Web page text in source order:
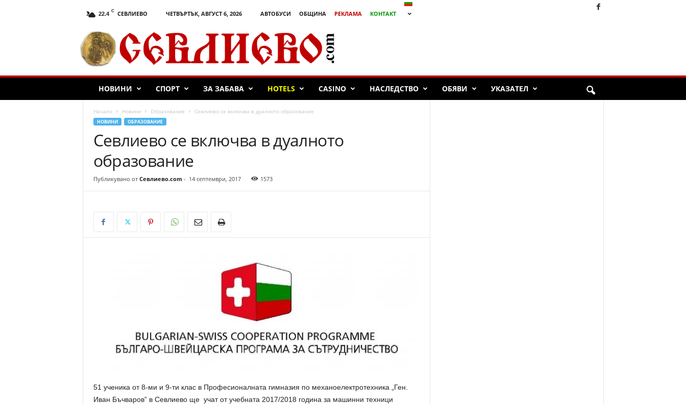
22.4 C СЕВЛИЕВО ЧЕТВЪРТЪК, АВГУСТ 6, 2026 АВТОБУСИ ОБЩИНА РЕКЛАМА
КОНТАКТ
в
л
е
о
НОВИНИ СПОРТ ЗА ЗАБАВА HOTELS CASINO НАСЛЕДСТВО ОБЯВИ УКАЗАТЕЛ
Начало Новини Образование Севлиево се включва в дуалното образование
НОВИНИ ОБРАЗОВАНИЕ
Севлиево се включва в дуалното
образование
Публикувано от Севлиево.com - 14 септември, 2017 1573
51 ученика от 8-ми и 9-ти клас в Професионалната гимназия по механоелектротехника „Ген.
Иван Бъчваров” в Севлиево ще учат от учебната 2017/2018 година за машинни техници